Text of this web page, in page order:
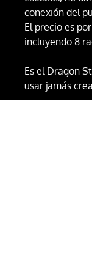
conexión del
El precio es
incluyendo 8
Es el Dragon
usar jamás